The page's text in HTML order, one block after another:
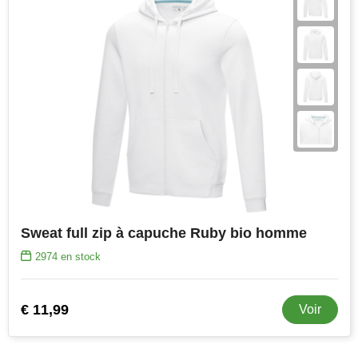
Sweat full zip à capuche Ruby bio homme
2974en stock
€ 11,99 Voir